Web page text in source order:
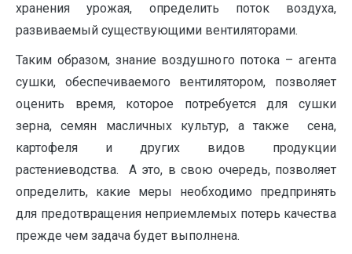
хранения урожая, определить поток воздуха,
развиваемый существующими вентиляторами.
Таким образом, знание воздушного потока – агента
сушки, обеспечиваемого вентилятором, позволяет
оценить время, которое потребуется для сушки
зерна, семян масличных культур, а также сена,
картофеля и других видов продукции
растениеводства. А это, в свою очередь, позволяет
определить, какие меры необходимо предпринять
для предотвращения неприемлемых потерь качества
прежде чем задача будет выполнена.